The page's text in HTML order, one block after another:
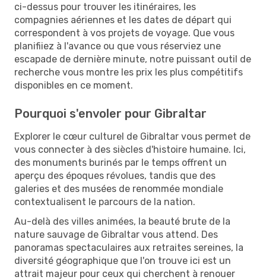
ci-dessus pour trouver les itinéraires, les
compagnies aériennes et les dates de départ qui
correspondent à vos projets de voyage. Que vous
planifiiez à l'avance ou que vous réserviez une
escapade de dernière minute, notre puissant outil de
recherche vous montre les prix les plus compétitifs
disponibles en ce moment.
Pourquoi s'envoler pour Gibraltar
Explorer le cœur culturel de Gibraltar vous permet de
vous connecter à des siècles d'histoire humaine. Ici,
des monuments burinés par le temps offrent un
aperçu des époques révolues, tandis que des
galeries et des musées de renommée mondiale
contextualisent le parcours de la nation.
Au-delà des villes animées, la beauté brute de la
nature sauvage de Gibraltar vous attend. Des
panoramas spectaculaires aux retraites sereines, la
diversité géographique que l'on trouve ici est un
attrait majeur pour ceux qui cherchent à renouer